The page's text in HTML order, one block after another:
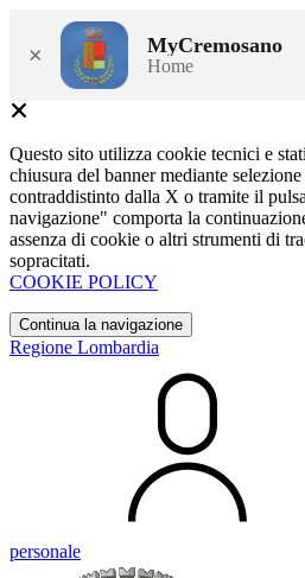
× MyCremosano
Home
Questo sito utilizza cookie tecnici e
chiusura del banner mediante
contraddistinto dalla X o tramite il
navigazione" comporta la
assenza di cookie o altri strumenti di
sopracitati.
COOKIE POLICY
Continua la navigazione
Regione Lombardia
personale